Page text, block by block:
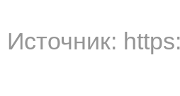
Источник: